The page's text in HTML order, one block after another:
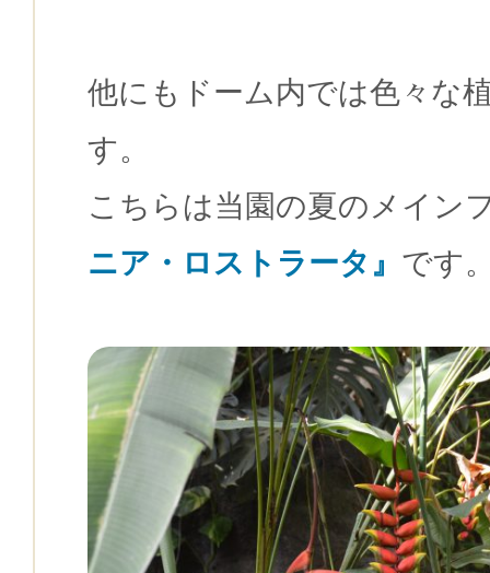
他にもドーム内では色々な
す。
こちらは当園の夏のメイン
ニア・ロストラータ』 です